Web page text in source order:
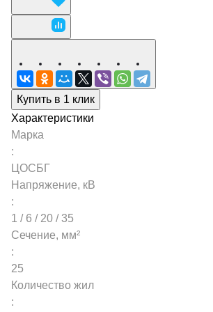
Купить в 1 клик
Характеристики
Марка
:
ЦОСБГ
Напряжение, кВ
:
1 / 6 / 20 / 35
Сечение, мм²
:
25
Количество жил
: